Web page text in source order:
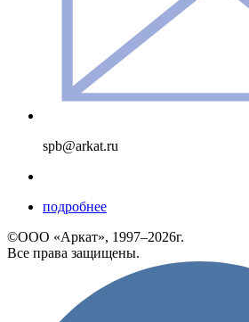
spb@arkat.ru
подробнее
©ООО «Аркат», 1997–2026г.
Все права защищены.